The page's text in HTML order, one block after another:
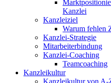
Kanzlei
Kanzleiziel
Warum fehlen
Kanzlei-Strategie
Mitarbeiterbindung
Kanzlei-Coaching
Teamcoaching
Kanzleikultur
Kanzleikultur von A-